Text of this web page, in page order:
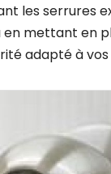
les serrures
en mettant en
adapté à